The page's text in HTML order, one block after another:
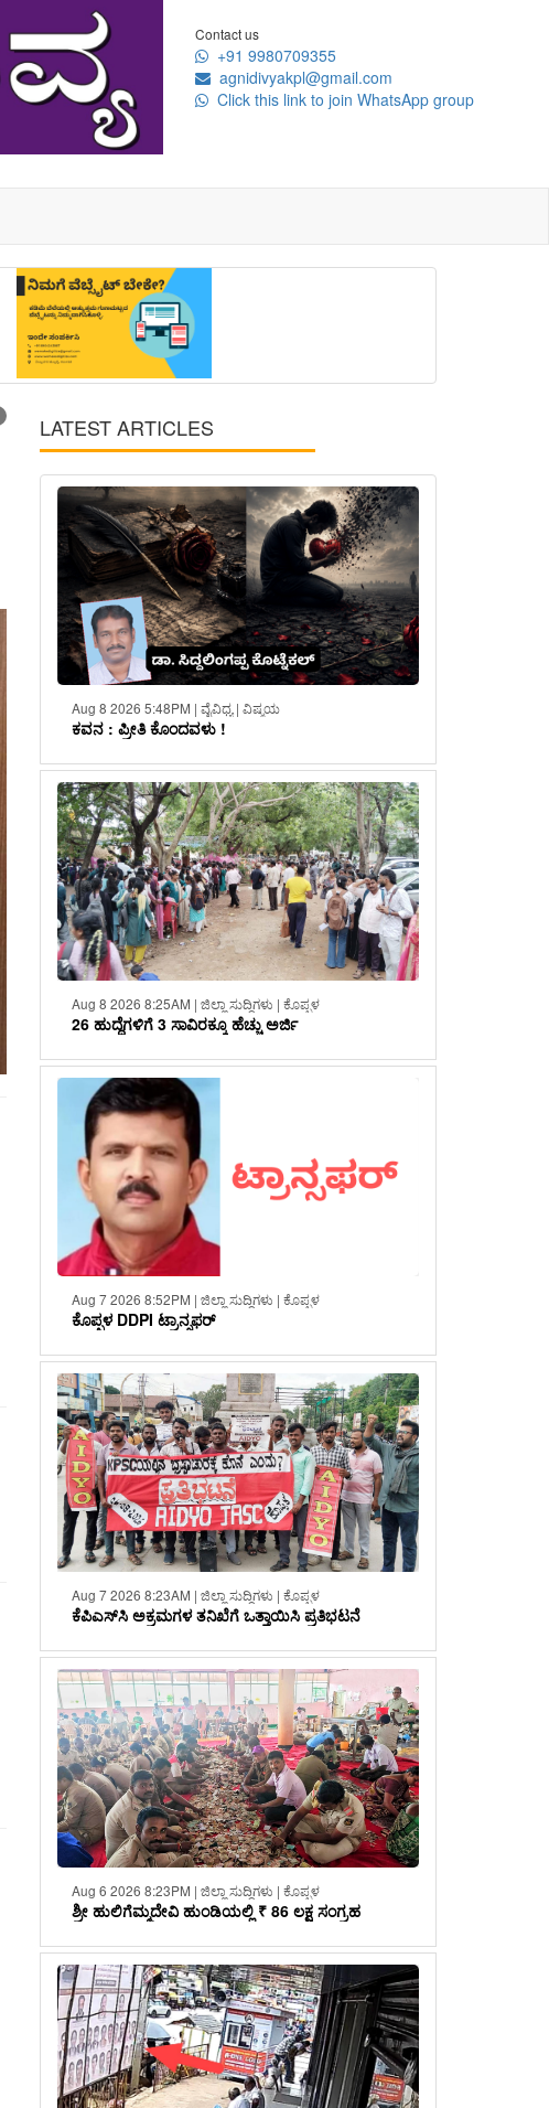
Contact us
+91 9980709355
agnidivyakpl@gmail.com
Click this link to join WhatsApp group
LATEST ARTICLES
Aug 8 2026 5:48PM | ವೈವಿಧ್ಯ | ವಿಷ್ಮಯ
ಕವನ : ಪ್ರೀತಿ ಕೊಂದವಳು !
Aug 8 2026 8:25AM | ಜಿಲ್ಲಾ ಸುದ್ದಿಗಳು | ಕೊಪ್ಪಳ
26 ಹುದ್ದೆಗಳಿಗೆ 3 ಸಾವಿರಕ್ಕೂ ಹೆಚ್ಚು ಅರ್ಜಿ
Aug 7 2026 8:52PM | ಜಿಲ್ಲಾ ಸುದ್ದಿಗಳು | ಕೊಪ್ಪಳ
ಕೊಪ್ಪಳ DDPI ಟ್ರಾನ್ಸಫರ್
Aug 7 2026 8:23AM | ಜಿಲ್ಲಾ ಸುದ್ದಿಗಳು | ಕೊಪ್ಪಳ
ಕೆಪಿಎಸ್‌ಸಿ ಅಕ್ರಮಗಳ ತನಿಖೆಗೆ ಒತ್ತಾಯಿಸಿ ಪ್ರತಿಭಟನೆ
Aug 6 2026 8:23PM | ಜಿಲ್ಲಾ ಸುದ್ದಿಗಳು | ಕೊಪ್ಪಳ
ಶ್ರೀ ಹುಲಿಗೆಮ್ಮದೇವಿ ಹುಂಡಿಯಲ್ಲಿ ₹ 86 ಲಕ್ಷ ಸಂಗ್ರಹ